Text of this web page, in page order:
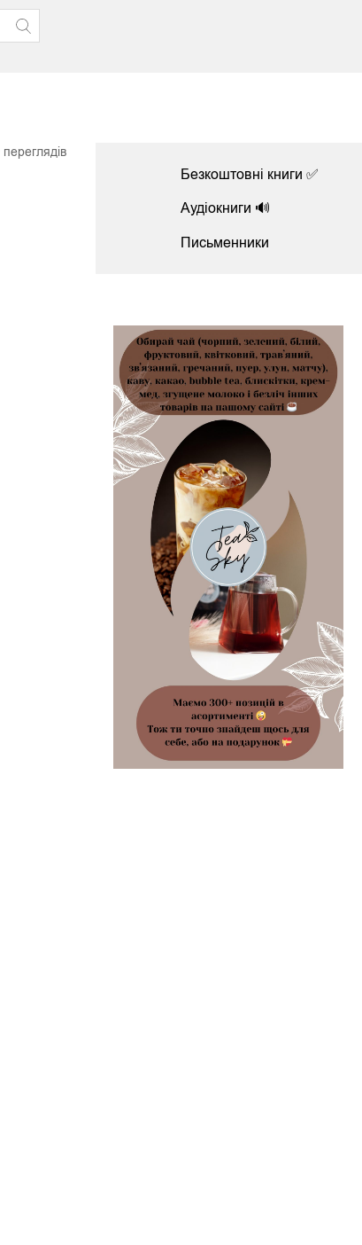
переглядів
Безкоштовні книги ✅
Аудіокниги 🔊
Письменники